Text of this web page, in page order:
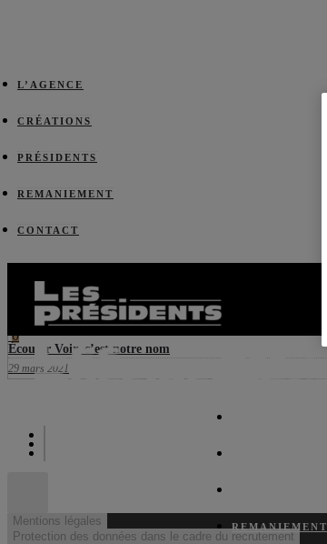
L’AGENCE
CRÉATIONS
PRÉSIDENTS
REMANIEMENT
CONTACT
REMANIEMENT
Prev
Les voeux des Présidents
29 décembre 2020
Next
0
Écouter Voir, c’est notre nom
29 mars 2021
Mentions légales
Protection des données dans le cadre du recrutement